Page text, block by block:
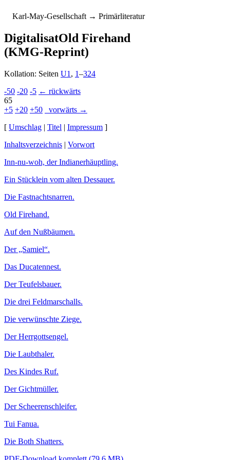
Karl-May-Gesellschaft → Primärliteratur
DigitalisatOld Firehand
(KMG-Reprint)
Kollation: Seiten U1 , 1–324
-50 -20 -5 ← rückwärts
65
+5 +20 +50
vorwärts →
[ Umschlag | Titel | Impressum ]
Inhaltsverzeichnis | Vorwort
Inn-nu-woh, der Indianer­häupt­ling.
Ein Stücklein vom alten Des­sau­er.
Die Fastnachtsnarren.
Old Firehand.
Auf den Nußbäumen.
Der „Samiel“.
Das Ducatennest.
Der Teufelsbauer.
Die drei Feldmarschalls.
Die verwünschte Ziege.
Der Herrgottsengel.
Die Laubthaler.
Des Kindes Ruf.
Der Gichtmüller.
Der Scheerenschleifer.
Tui Fanua.
Die Both Shatters.